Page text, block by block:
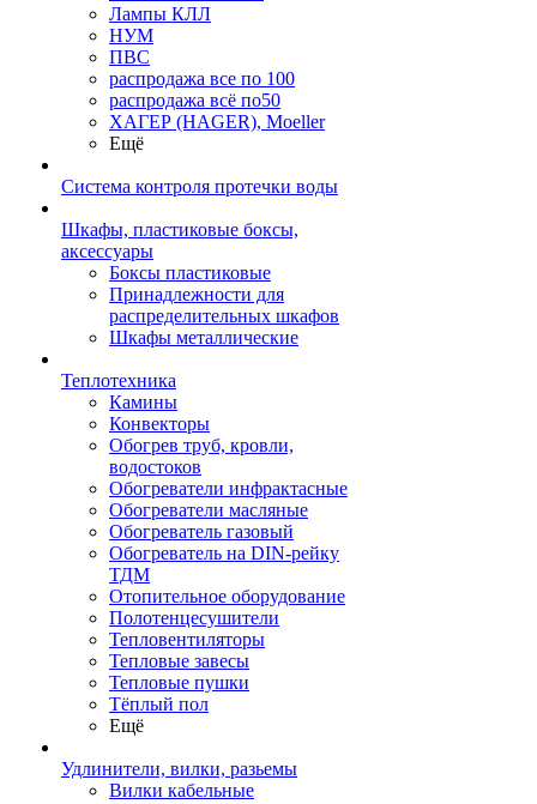
Лампы КЛЛ
НУМ
ПВС
распродажа все по 100
распродажа всё по50
ХАГЕР (HAGER), Moeller
Ещё
Система контроля протечки воды
Шкафы, пластиковые боксы,
аксессуары
Боксы пластиковые
Принадлежности для
распределительных шкафов
Шкафы металлические
Теплотехника
Камины
Конвекторы
Обогрев труб, кровли,
водостоков
Обогреватели инфрактасные
Обогреватели масляные
Обогреватель газовый
Обогреватель на DIN-рейку
ТДМ
Отопительное оборудование
Полотенцесушители
Тепловентиляторы
Тепловые завесы
Тепловые пушки
Тёплый пол
Ещё
Удлинители, вилки, разьемы
Вилки кабельные